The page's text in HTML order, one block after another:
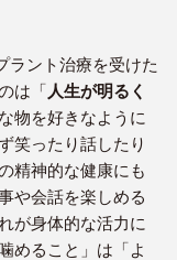
ラント治療を受けた
は「 人生が明るく
物を好きなように
笑ったり話したり
精神的な健康にも
や会話を楽しめる
が身体的な活力に
めること」は「よ